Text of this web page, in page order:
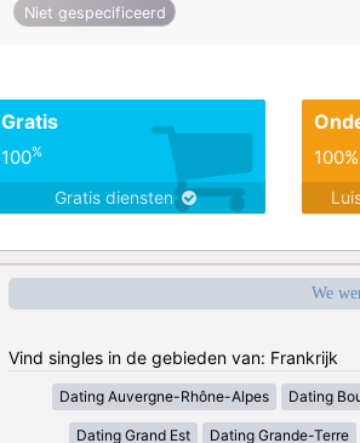
Niet gespecificeerd
Gratis
100%
Gratis diensten
We
Vind singles in de gebieden van: Frankrijk
Dating Auvergne-Rhône-Alpes Dating
Dating Grand Est Dating Grande-Terre